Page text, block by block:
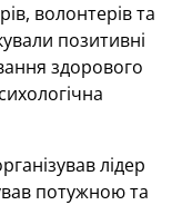
волонтерів та
позитивні
здорового
лідер
потужною та